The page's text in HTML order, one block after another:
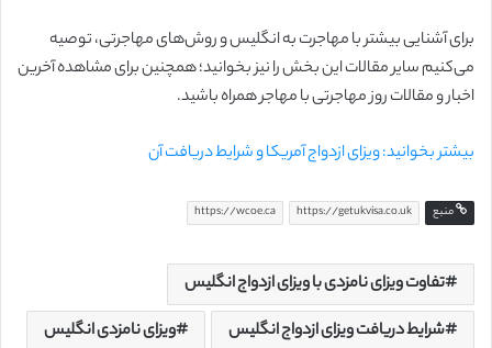
برای آشنایی بیشتر با مهاجرت به انگلیس و روش‌های مهاجرتی، توصیه
می‌کنیم سایر مقالات این بخش را نیز بخوانید؛ همچنین برای مشاهده آخرین
اخبار و مقالات روز مهاجرتی با مهاجر همراه باشید.
بیشتر بخوانید: ویزای ازدواج آمریکا و شرایط دریافت آن
منبع https://getukvisa.co.uk
https://wcoe.ca
تفاوت ویزای نامزدی با ویزای ازدواج انگلیس
شرایط دریافت ویزای ازدواج انگلیس
ویزای نامزدی انگلیس